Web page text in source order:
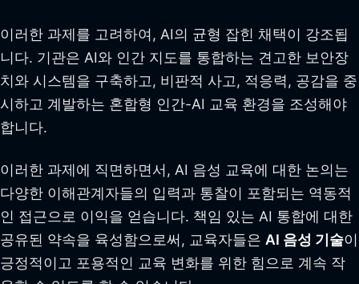
이러한 과제를 고려하여, AI의 균형 잡힌 채택이 강조됩
니다. 기관은 AI와 인간 지도를 통합하는 견고한 보안장
치와 시스템을 구축하고, 비판적 사고, 적응력, 공감을 중
시하고 계발하는 혼합형 인간-AI 교육 환경을 조성해야
합니다.
이러한 과제에 직면하면서, AI 음성 교육에 대한 논의는
다양한 이해관계자들의 입력과 통찰이 포함되는 역동적
인 접근으로 이익을 얻습니다. 책임 있는 AI 통합에 대한
공유된 약속을 육성함으로써, 교육자들은 AI 음성 기술이
긍정적이고 포용적인 교육 변화를 위한 힘으로 계속 작